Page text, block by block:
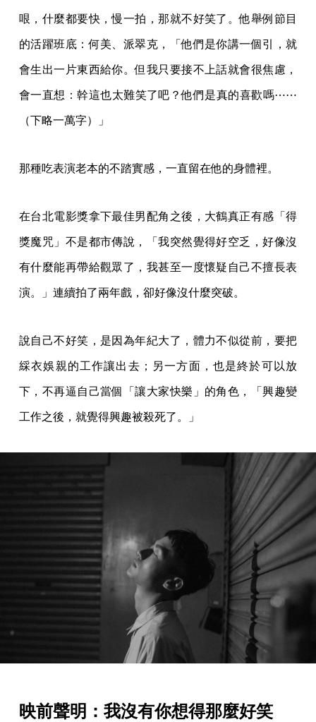
哏，什麼都要快，慢一拍，那就不好笑了。他舉例節目
的活躍班底：何美、派翠克，「他們是你講一個引，就
會生出一片東西給你。但我只要接不上話就會很焦慮，
會一直想：幹這也太難笑了吧？他們是真的喜歡嗎⋯⋯
（下略一萬字）」
那種吃表演老本的不踏實感，一直留在他的身體裡。
在台北電影獎拿下最佳男配角之後，大鶴真正有感「得
獎魔咒」不是都市傳說，「我突然覺得好空乏，好像沒
有什麼能再帶給觀眾了，我甚至一度懷疑自己不擅長表
演。」連續拍了兩年戲，卻好像沒什麼突破。
說自己不好笑，是因為年紀大了，體力不似從前，要把
綵衣娛親的工作讓出去；另一方面，也是終於可以放
下，不再逼自己當個「讓大家快樂」的角色，「興趣變
工作之後，就覺得興趣被殺死了。」
映前聲明：我沒有你想得那麼好笑